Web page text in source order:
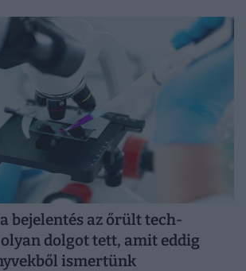
látszik.
bejelentés az őrült tech-
dolgot tett, amit eddig
ismertünk